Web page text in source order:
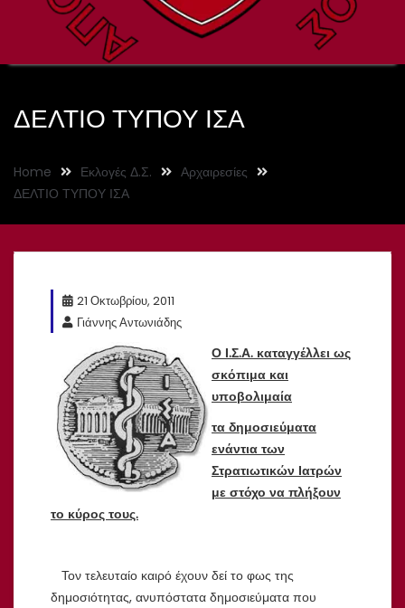
ΔΕΛΤΙΟ ΤΥΠΟΥ ΙΣΑ
Home Εκλογές Δ.Σ.
Αρχαιρεσίες
ΔΕΛΤΙΟ ΤΥΠΟΥ ΙΣΑ
21 Οκτωβρίου, 2011
Γιάννης Αντωνιάδης
Ο Ι.Σ.Α. καταγγέλλει ως
σκόπιμα και
υποβολιμαία
τα δημοσιεύματα
ενάντια των
Στρατιωτικών Ιατρών
με στόχο να πλήξουν
το κύρος τους.
Τον τελευταίο καιρό έχουν δεί το φως της
δημοσιότητας, ανυπόστατα δημοσιεύματα που